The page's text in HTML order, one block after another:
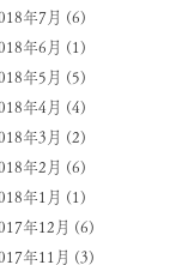
年7月 (6)
年6月 (1)
年5月 (5)
年4月 (4)
年3月 (2)
年2月 (6)
年1月 (1)
年12月 (6)
年11月 (3)